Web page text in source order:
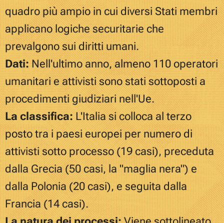
quadro più ampio in cui diversi Stati membri
applicano logiche securitarie che
prevalgono sui diritti umani.
Dati:Nell'ultimo anno, almeno 110 operatori
umanitari e attivisti sono stati sottoposti a
procedimenti giudiziari nell'Ue.
La classifica: L'Italia si colloca al terzo
posto tra i paesi europei per numero di
attivisti sotto processo (19 casi), preceduta
dalla Grecia (50 casi, la "maglia nera") e
dalla Polonia (20 casi), e seguita dalla
Francia (14 casi).